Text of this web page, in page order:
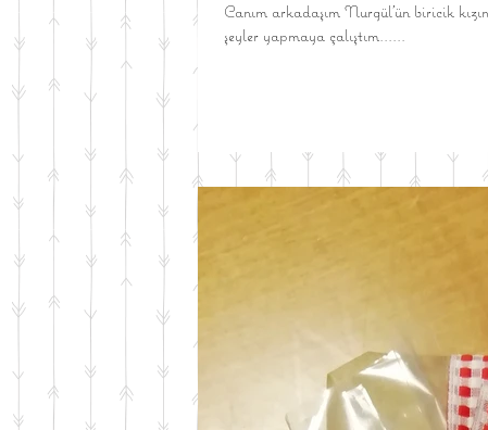
Canım arkadaşım Nurgül'ün biricik
şeyler yapmaya çalıştım......